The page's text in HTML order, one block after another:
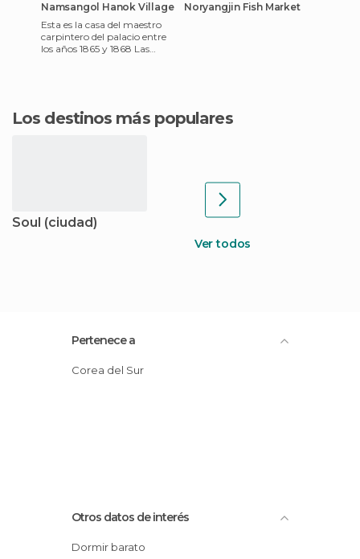
Namsangol Hanok Village
Esta es la casa del maestro
carpintero del palacio entre
los años 1865 y 1868 Las
Noryangjin Fish Market
Los destinos más populares
Soul (ciudad)
Ver todos
Pertenece a
Corea del Sur
Otros datos de interés
Dormir barato